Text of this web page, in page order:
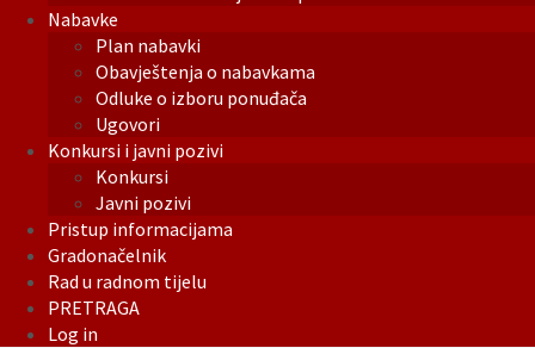
Nabavke
Plan nabavki
Obavještenja o nabavkama
Odluke o izboru ponuđača
Ugovori
Konkursi i javni pozivi
Konkursi
Javni pozivi
Pristup informacijama
Gradonačelnik
Rad u radnom tijelu
PRETRAGA
Log in